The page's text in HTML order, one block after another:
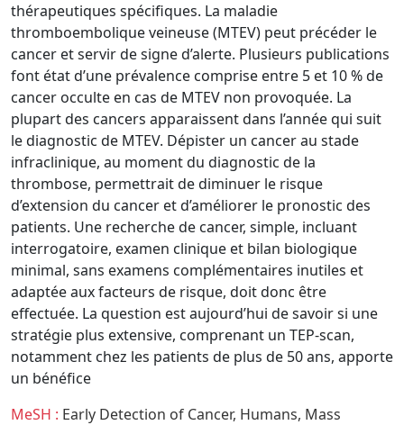
thérapeutiques spécifiques. La maladie
thromboembolique veineuse (MTEV) peut précéder le
cancer et servir de signe d’alerte. Plusieurs publications
font état d’une prévalence comprise entre 5 et 10 % de
cancer occulte en cas de MTEV non provoquée. La
plupart des cancers apparaissent dans l’année qui suit
le diagnostic de MTEV. Dépister un cancer au stade
infraclinique, au moment du diagnostic de la
thrombose, permettrait de diminuer le risque
d’extension du cancer et d’améliorer le pronostic des
patients. Une recherche de cancer, simple, incluant
interrogatoire, examen clinique et bilan biologique
minimal, sans examens complémentaires inutiles et
adaptée aux facteurs de risque, doit donc être
effectuée. La question est aujourd’hui de savoir si une
stratégie plus extensive, comprenant un TEP-scan,
notamment chez les patients de plus de 50 ans, apporte
un bénéfice
MeSH : Early Detection of Cancer, Humans, Mass